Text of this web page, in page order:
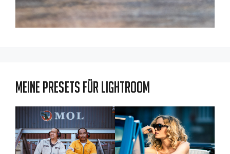
Meine Presets für Lightroom